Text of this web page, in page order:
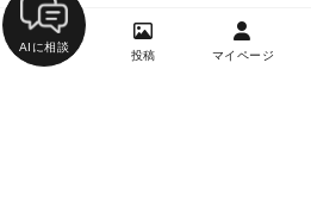
AIに相談
投稿 マイページ